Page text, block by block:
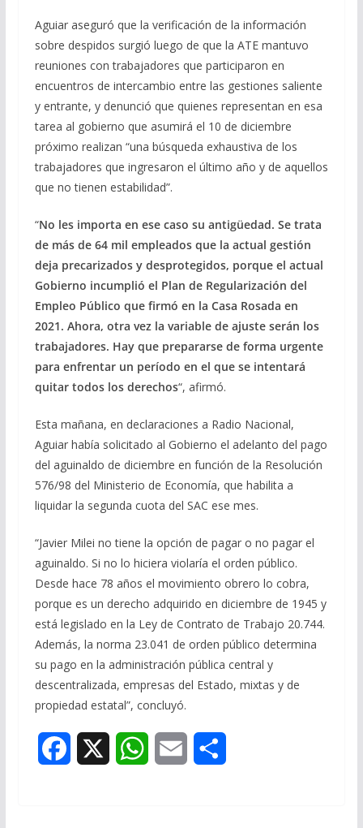
Aguiar aseguró que la verificación de la información
sobre despidos surgió luego de que la ATE mantuvo
reuniones con trabajadores que participaron en
encuentros de intercambio entre las gestiones saliente
y entrante, y denunció que quienes representan en esa
tarea al gobierno que asumirá el 10 de diciembre
próximo realizan “una búsqueda exhaustiva de los
trabajadores que ingresaron el último año y de aquellos
que no tienen estabilidad”.
“No les importa en ese caso su antigüedad. Se trata
de más de 64 mil empleados que la actual gestión
deja precarizados y desprotegidos, porque el actual
Gobierno incumplió el Plan de Regularización del
Empleo Público que firmó en la Casa Rosada en
2021. Ahora, otra vez la variable de ajuste serán los
trabajadores. Hay que prepararse de forma urgente
para enfrentar un período en el que se intentará
quitar todos los derechos“, afirmó.
Esta mañana, en declaraciones a Radio Nacional,
Aguiar había solicitado al Gobierno el adelanto del pago
del aguinaldo de diciembre en función de la Resolución
576/98 del Ministerio de Economía, que habilita a
liquidar la segunda cuota del SAC ese mes.
“Javier Milei no tiene la opción de pagar o no pagar el
aguinaldo. Si no lo hiciera violaría el orden público.
Desde hace 78 años el movimiento obrero lo cobra,
porque es un derecho adquirido en diciembre de 1945 y
está legislado en la Ley de Contrato de Trabajo 20.744.
Además, la norma 23.041 de orden público determina
su pago en la administración pública central y
descentralizada, empresas del Estado, mixtas y de
propiedad estatal”, concluyó.
W